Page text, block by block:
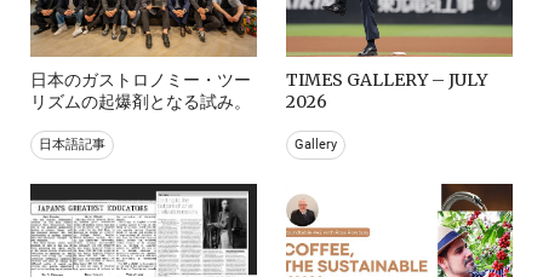
日本のガストロノミー・ツー
リズムの起爆剤となる試み。
日本語記事
TIMES GALLERY – JULY
2026
Gallery